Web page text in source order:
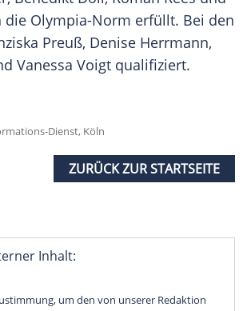
die Olympia-Norm erfüllt. Bei den
Preuß, Denise Herrmann,
Vanessa Voigt qualifiziert.
Dienst, Köln
ZURÜCK ZUR STARTSEITE
Inhalt:
um den von unserer Redaktion